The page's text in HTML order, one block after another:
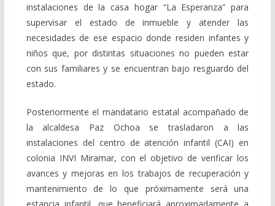
instalaciones de la casa hogar “La Esperanza” para
supervisar el estado de inmueble y atender las
necesidades de ese espacio donde residen infantes y
niños que, por distintas situaciones no pueden estar
con sus familiares y se encuentran bajo resguardo del
estado.
Posteriormente el mandatario estatal acompañado de
la alcaldesa Paz Ochoa se trasladaron a las
instalaciones del centro de atención infantil (CAI) en
colonia INVI Miramar, con el objetivo de verificar los
avances y mejoras en los trabajos de recuperación y
mantenimiento de lo que próximamente será una